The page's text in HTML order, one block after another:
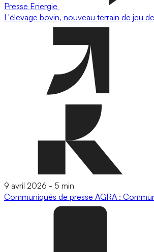
Presse Energie
L'élevage bovin, nouveau terrain de jeu
9 avril 2026 - 5 min
Communiqués de presse AGRA :